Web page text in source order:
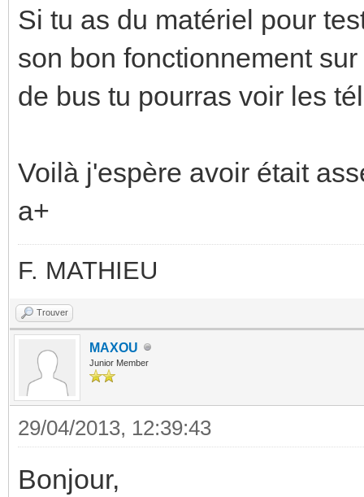
Si tu as du matériel pour
son bon fonctionnement
de bus tu pourras voir les
Voilà j'espère avoir était
a+
F. MATHIEU
Trouver
MAXOU
Junior Member
29/04/2013, 12:39:43
Bonjour,